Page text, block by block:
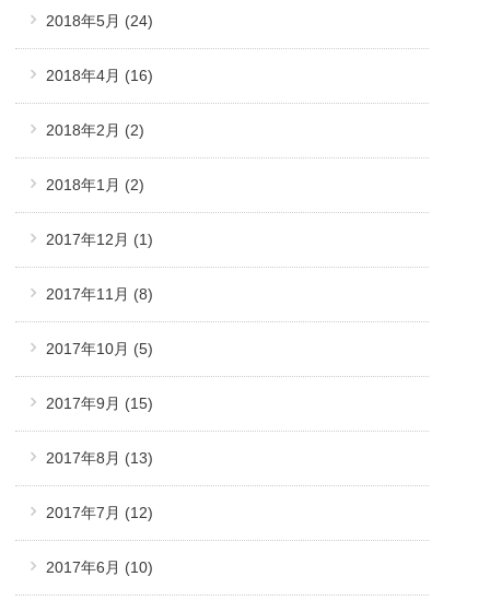
2018年5月 (24)
2018年4月 (16)
2018年2月 (2)
2018年1月 (2)
2017年12月 (1)
2017年11月 (8)
2017年10月 (5)
2017年9月 (15)
2017年8月 (13)
2017年7月 (12)
2017年6月 (10)